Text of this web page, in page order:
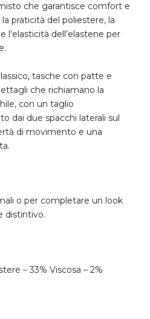
che garantisce comfort e
praticità del poliestere, la
l’elasticità dell’elastene per
tasche con patte e
che richiamano la
con un taglio
dai due spacchi laterali sul
di movimento e una
o per completare un look
distintivo.
– 33% Viscosa – 2%